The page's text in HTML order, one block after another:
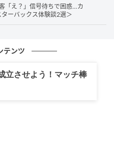
ことを心配する彼女に、
りな会話でした。
の一押しで、このカッ
うことに。
後、まるでカップルに挑
「え？」信号待ちで困惑…カ
ーバックス体験談2選＞
テンツ
立させよう！マッチ棒